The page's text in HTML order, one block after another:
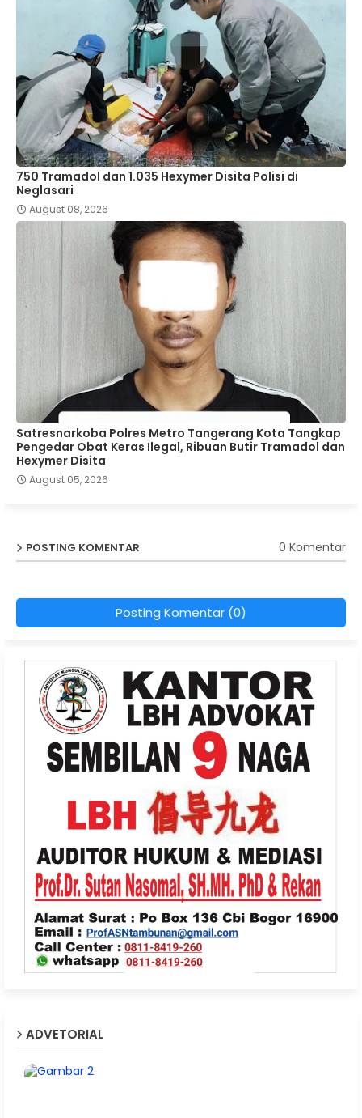
750 Tramadol dan 1.035 Hexymer Disita Polisi di
Neglasari
August 08, 2026
Satresnarkoba Polres Metro Tangerang Kota Tangkap
Pengedar Obat Keras Ilegal, Ribuan Butir Tramadol dan
Hexymer Disita
August 05, 2026
POSTING KOMENTAR 0 Komentar
Posting Komentar (0)
ADVETORIAL